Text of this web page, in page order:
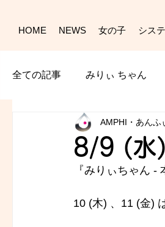
HOME NEWS 女の子 シス
全ての記事 みりぃ ちゃん
8/9 (水
AMPHI・あんふ
『みりぃちゃん -
10 (木) 、11 (金)